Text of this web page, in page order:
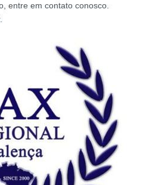
entre em contato conosco.